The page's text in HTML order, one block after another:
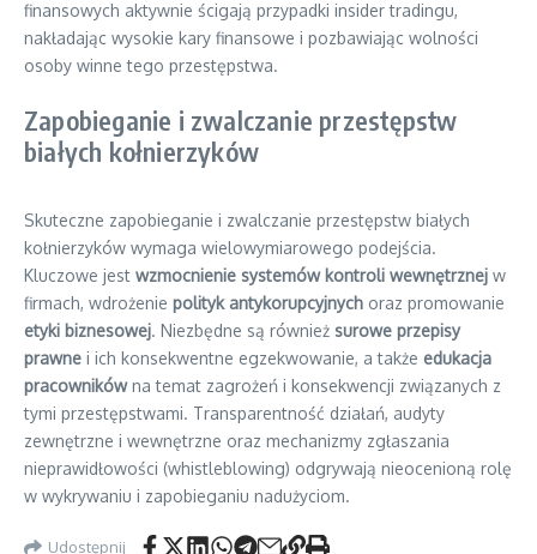
finansowych aktywnie ścigają przypadki insider tradingu,
nakładając wysokie kary finansowe i pozbawiając wolności
osoby winne tego przestępstwa.
Zapobieganie i zwalczanie przestępstw
białych kołnierzyków
Skuteczne zapobieganie i zwalczanie przestępstw białych
kołnierzyków wymaga wielowymiarowego podejścia.
Kluczowe jest wzmocnienie systemów kontroli wewnętrznej w
firmach, wdrożenie polityk antykorupcyjnych oraz promowanie
etyki biznesowej. Niezbędne są również surowe przepisy
prawne i ich konsekwentne egzekwowanie, a także edukacja
pracownikówna temat zagrożeń i konsekwencji związanych z
tymi przestępstwami. Transparentność działań, audyty
zewnętrzne i wewnętrzne oraz mechanizmy zgłaszania
nieprawidłowości (whistleblowing) odgrywają nieocenioną rolę
w wykrywaniu i zapobieganiu nadużyciom.
Udostępnij